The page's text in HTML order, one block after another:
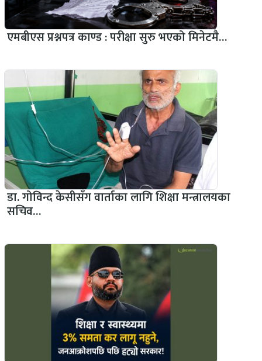
एमबीएस प्रश्नपत्र काण्ड : परीक्षा सुरु भएको मिनेटमै…
डा. गोविन्द केसीसँग वार्ताका लागि शिक्षा मन्त्रालयका
सचिव…